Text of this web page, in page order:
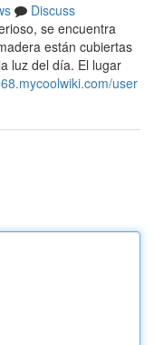
Discuss
se encuentra
están cubiertas
luz del día. El lugar
user